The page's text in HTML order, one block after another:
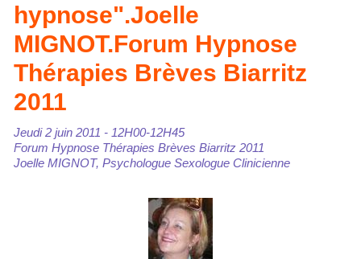
hypnose".Joelle
MIGNOT.Forum Hypnose
Thérapies Brèves Biarritz
2011
Jeudi 2 juin 2011 - 12H00-12H45
Forum Hypnose Thérapies Brèves Biarritz 2011
Joelle MIGNOT, Psychologue Sexologue Clinicienne